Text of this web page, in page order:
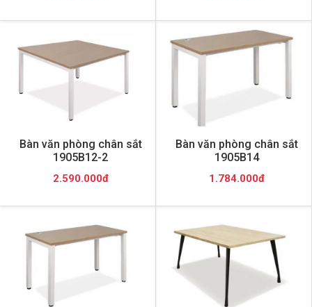
Bàn văn phòng chân sắt
1905B12-2
2.590.000đ
Bàn văn phòng chân sắt
1905B14
1.784.000đ